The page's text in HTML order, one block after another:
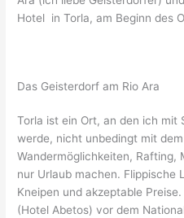
Hotel in Torla, am Beginn des
Das Geisterdorf am Rio Ara
Torla ist ein Ort, an den ich mit
werde, nicht unbedingt mit
Wandermöglichkeiten, Rafting,
nur Urlaub machen. Flippische
Kneipen und akzeptable
(Hotel Abetos) vor dem